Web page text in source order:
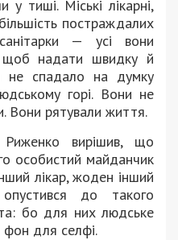
у тиші. Міські лікарні,
постраждалих
— усі вони
щоб надати швидку й
не спадало на думку
горі. Вони не
Вони рятували життя.
вирішив, що
особистий майданчик
лікар, жоден інший
до такого
бо для них людське
фон для селфі.